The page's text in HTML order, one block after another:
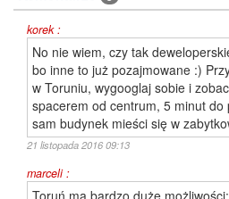
korek :
No nie wiem, czy tak
bo inne to już pozajmowane :)
w Toruniu, wygooglaj sobie i
spacerem od centrum, 5 minut
sam budynek mieści się w
21 listopada 2016 09:13
marceli :